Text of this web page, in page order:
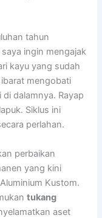
tahun
ingin mengajak
kayu yang sudah
mengobati
dalamnya. Rayap
Siklus ini
perlahan.
perbaikan
yang kini
Kustom.
tukang
aset